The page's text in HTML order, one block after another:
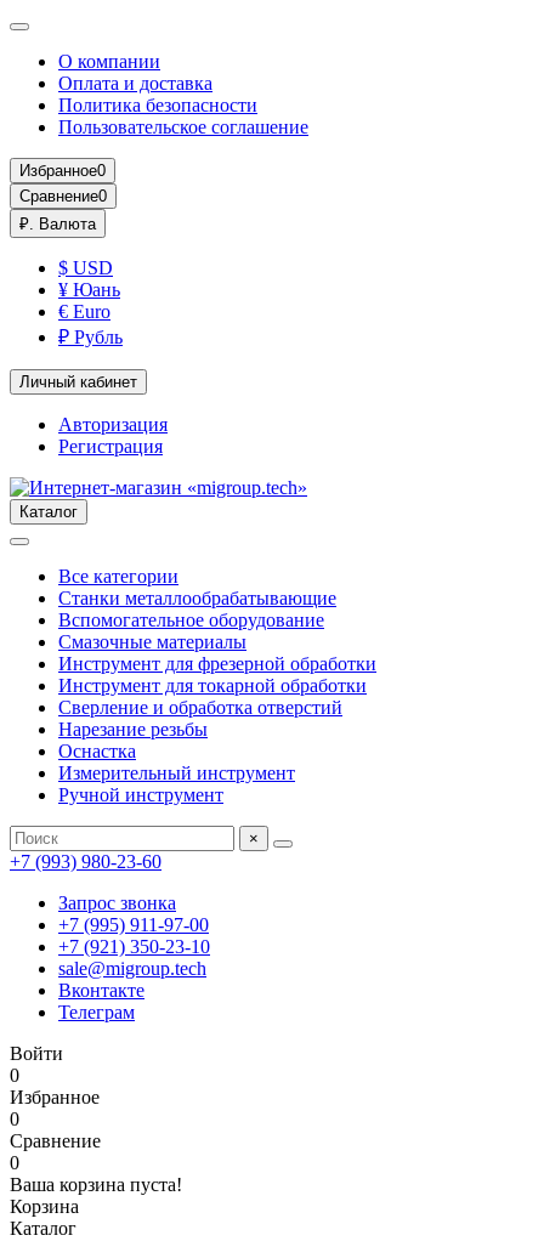
О компании
Оплата и доставка
Политика безопасности
Пользовательское соглашение
Избранное0
Сравнение0
₽. Валюта
$ USD
¥ Юань
€ Euro
₽ Рубль
Личный кабинет
Авторизация
Регистрация
Каталог
Все категории
Станки металлообрабатывающие
Вспомогательное оборудование
Смазочные материалы
Инструмент для фрезерной обработки
Инструмент для токарной обработки
Сверление и обработка отверстий
Нарезание резьбы
Оснастка
Измерительный инструмент
Ручной инструмент
×
+7 (993) 980-23-60
Запрос звонка
+7 (995) 911-97-00
+7 (921) 350-23-10
sale@migroup.tech
Вконтакте
Телеграм
Войти
0
Избранное
0
Сравнение
0
Ваша корзина пуста!
Корзина
Каталог